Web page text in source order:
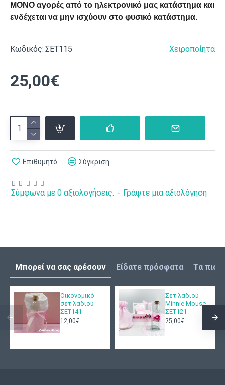
ΜΟΝΟ αγορές από το ηλεκτρονικό μας κατάστημα και
ενδέχεται να μην ισχύουν στο φυσικό κατάστημα.
Κωδικός: ΣΕΤ115 Χειροποίητα
Σύμφωνα με 0 αξιολογήσεις. - Γράψτε μια αξιολόγηση
25,00€
Επιθυμητό Σύγκριση
Μπορεί να σας αρέσουν Είδατε πρόσφατα Τα πιο
Οικονομικό
σετ λαδιού
ΣΕΤ141
12,00€
Σετ λαδιού
Minnie Mouse
ΣΕΤ121
25,00€